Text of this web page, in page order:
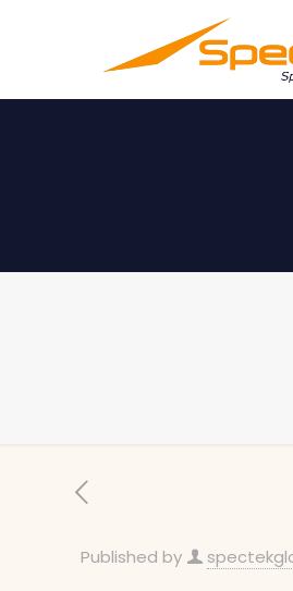
Published by